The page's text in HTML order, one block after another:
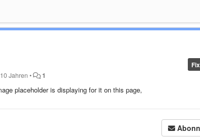
Jahren • 1
placeholder is displaying for it on this page,